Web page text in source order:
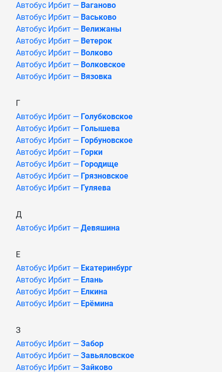
Автобус Ирбит — Ваганово
Автобус Ирбит — Васьково
Автобус Ирбит — Велижаны
Автобус Ирбит — Ветерок
Автобус Ирбит — Волково
Автобус Ирбит — Волковское
Автобус Ирбит — Вязовка
Г
Автобус Ирбит — Голубковское
Автобус Ирбит — Голышева
Автобус Ирбит — Горбуновское
Автобус Ирбит — Горки
Автобус Ирбит — Городище
Автобус Ирбит — Грязновское
Автобус Ирбит — Гуляева
Д
Автобус Ирбит — Девяшина
Е
Автобус Ирбит — Екатеринбург
Автобус Ирбит — Елань
Автобус Ирбит — Елкина
Автобус Ирбит — Ерёмина
З
Автобус Ирбит — Забор
Автобус Ирбит — Завьяловское
Автобус Ирбит — Зайково